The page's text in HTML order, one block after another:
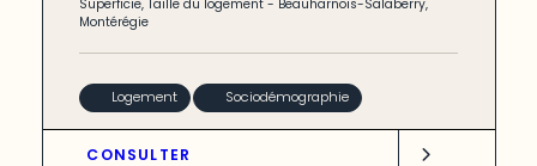
Superficie,Taille du logement - Beauharnois-Salaberry,
Montérégie
Logement Sociodémographie
CONSULTER